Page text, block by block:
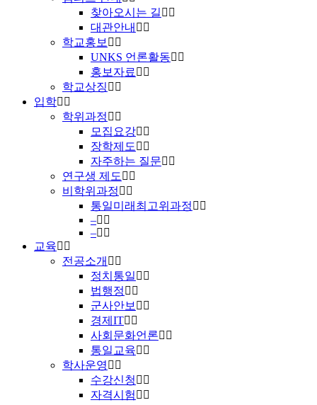
찾아오시는 길
대관안내
학교홍보
UNKS 언론활동
홍보자료
학교상징
입학
학위과정
모집요강
장학제도
자주하는 질문
연구생 제도
비학위과정
통일미래최고위과정
–
–
교육
전공소개
정치통일
법행정
군사안보
경제IT
사회문화언론
통일교육
학사운영
수강신청
자격시험